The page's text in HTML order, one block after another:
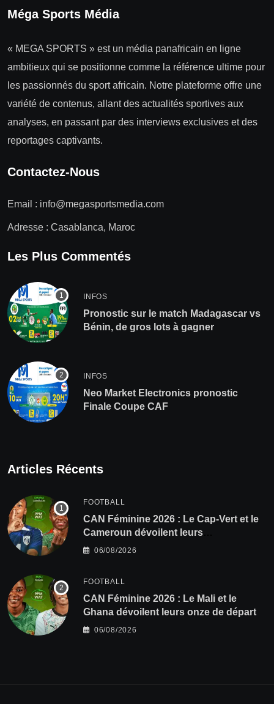
Méga Sports Média
« MEGA SPORTS » est un média panafricain en ligne
ambitieux qui se positionne comme la référence ultime pour
les passionnés du sport africain. Notre plateforme offre une
variété de contenus, allant des actualités sportives aux
analyses, en passant par des interviews exclusives et des
reportages captivants.
Contactez-Nous
Email : info@megasportsmedia.com
Adresse : Casablanca, Maroc
Les Plus Commentés
INFOS
Pronostic sur le match Madagascar vs
Bénin, de gros lots à gagner
INFOS
Neo Market Electronics pronostic
Finale Coupe CAF
Articles Récents
FOOTBALL
CAN Féminine 2026 : Le Cap-Vert et le
Cameroun dévoilent leurs
compositions
06/08/2026
FOOTBALL
‎CAN Féminine 2026 : Le Mali et le
Ghana dévoilent leurs onze de départ
06/08/2026